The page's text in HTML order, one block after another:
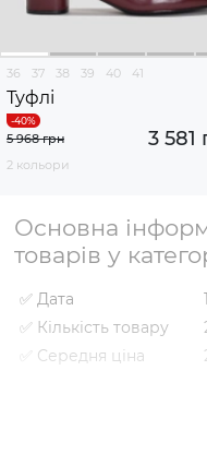
36 37 38 39 40 41
Туфлі
3 581
5 968 грн
2 кольори
Основна
товарів у
✅ Дата
✅ Кількість товару
✅ Середня ціна